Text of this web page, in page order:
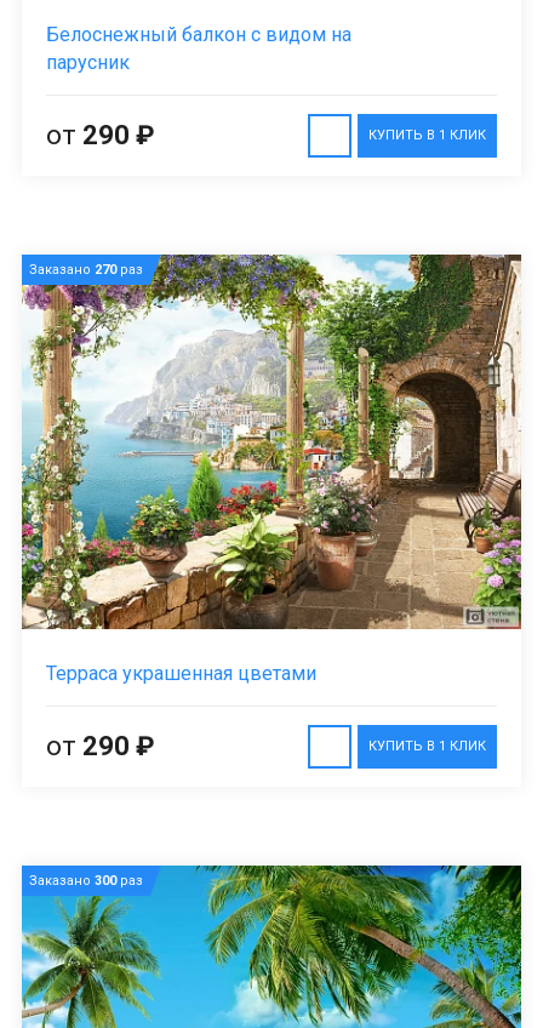
Белоснежный балкон с видом на
парусник
КУПИТЬ В 1 КЛИК
от 290 ₽
Заказано 270раз
Терраса украшенная цветами
КУПИТЬ В 1 КЛИК
от 290 ₽
Заказано 300раз